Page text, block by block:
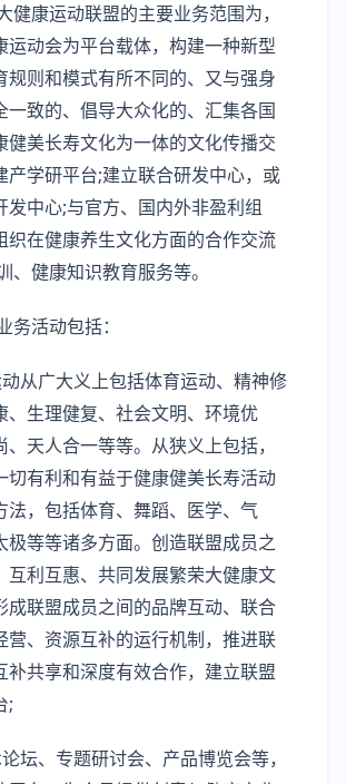
健康运动联盟的主要业务范围为，
运动会为平台载体，构建一种新型
规则和模式有所不同的、又与强身
一致的、倡导大众化的、汇集各国
健美长寿文化为一体的文化传播交
产学研平台;建立联合研发中心，或
发中心;与官方、国内外非盈利组
织在健康养生文化方面的合作交流
、健康知识教育服务等。
务活动包括：
从广大义上包括体育运动、精神修
、生理健复、社会文明、环境优
、天人合一等等。从狭义上包括，
切有利和有益于健康健美长寿活动
法，包括体育、舞蹈、医学、气
极等等诸多方面。创造联盟成员之
互利互惠、共同发展繁荣大健康文
成联盟成员之间的品牌互动、联合
营、资源互补的运行机制，推进联
补共享和深度有效合作，建立联盟
;
坛、专题研讨会、产品博览会等，